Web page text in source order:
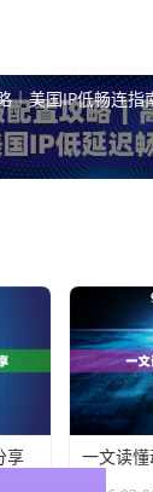
｜美国IP低畅连指
享 一文读